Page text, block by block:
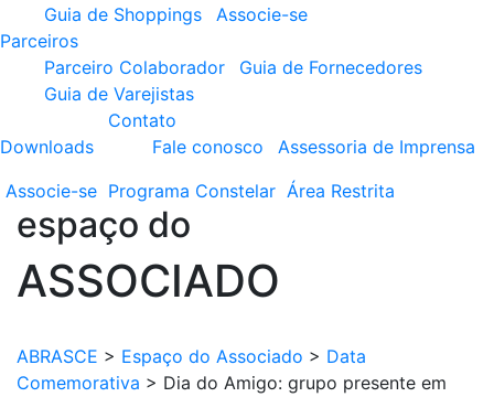
Guia de Shoppings
Associe-se
Parceiros
Parceiro Colaborador
Guia de Fornecedores
Guia de Varejistas
Downloads
Contato
Fale conosco
Assessoria de Imprensa
Associe-se Programa Constelar Área Restrita
espaço do
ASSOCIADO
ABRASCE > Espaço do Associado > Data
Comemorativa > Dia do Amigo: grupo presente em